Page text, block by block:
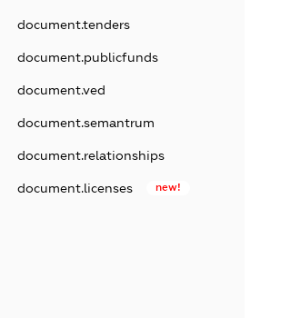
document.tenders
document.publicfunds
document.ved
document.semantrum
document.relationships
document.licenses new!